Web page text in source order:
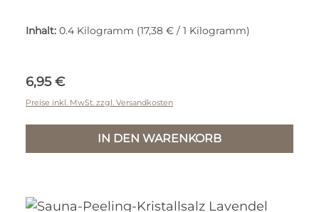
Inhalt: 0.4 Kilogramm (17,38 € / 1 Kilogramm)
Regulärer Preis:
6,95 €
Preise inkl. MwSt. zzgl. Versandkosten
IN DEN WARENKORB